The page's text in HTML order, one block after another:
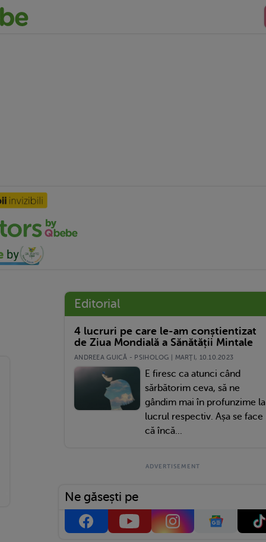
Editorial
4 lucruri pe care le-am conștientizat
de Ziua Mondială a Sănătății Mintale
ANDREEA GUICĂ - PSIHOLOG | MARŢI, 10.10.2023
E firesc ca atunci când
sărbătorim ceva, să ne
gândim mai în profunzime la
lucrul respectiv. Așa se face
că încă...
Ne găsești pe